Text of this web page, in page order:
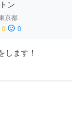
ン
京都
0 sentiment_dissatisfied 0
します！